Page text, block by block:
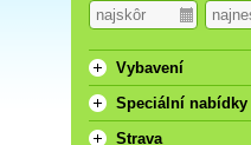
Vybavení
Speciální nabídky
Strava